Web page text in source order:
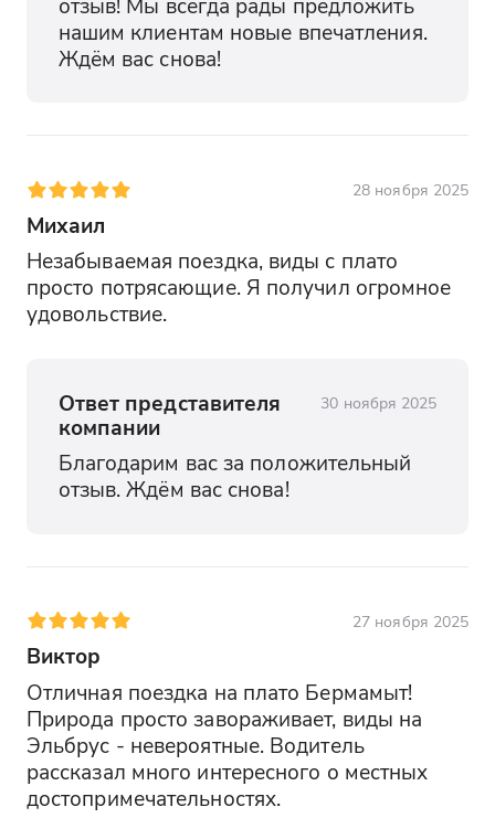
нашим клиентам новые впечатления.
Ждём вас снова!
28 ноября 2025
Михаил
Незабываемая поездка, виды с плато
просто потрясающие. Я получил огромное
удовольствие.
Ответ представителя
компании
30 ноября 2025
Благодарим вас за положительный
отзыв. Ждём вас снова!
27 ноября 2025
Виктор
Отличная поездка на плато Бермамыт!
Природа просто завораживает, виды на
Эльбрус - невероятные. Водитель
рассказал много интересного о местных
достопримечательностях.